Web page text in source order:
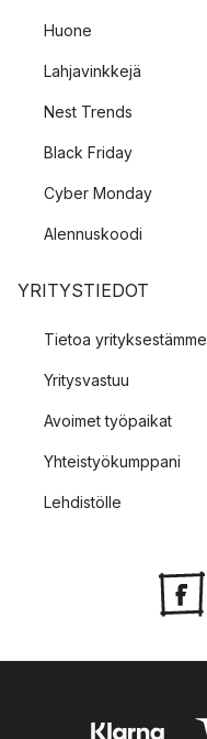
Huone
Lahjavinkkejä
Nest Trends
Black Friday
Cyber Monday
Alennuskoodi
YRITYSTIEDOT
Tietoa yrityksestämme
Yritysvastuu
Avoimet työpaikat
Yhteistyökumppani
Lehdistölle